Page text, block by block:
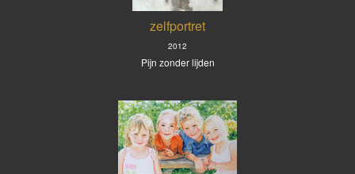
zelfportret
2012
Pijn zonder lijden